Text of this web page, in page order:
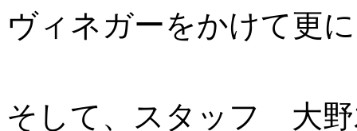
ヴィネガーをかけて更
そして、スタッフ 大